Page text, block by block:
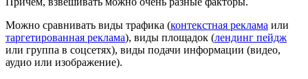
Можно сравнивать виды трафика (контекстная реклама или
таргетированная реклама), виды площадок (лендинг пейдж
или группа в соцсетях), виды подачи информации (видео,
аудио или изображение).